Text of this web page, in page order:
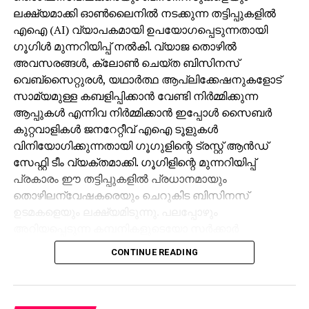
പെന്‍ഷന്‍ കോണ്‍ട്രിബ്യൂട്ടറിയാണ് 2013 മുതല്‍.
എങ്കിലും പഴയകാല പെന്‍ഷന്‍കാര്‍ ഇപ്പോഴും
പെന്‍ഷന്‍ കാത്തുകഴിയുകയാണ്. ഇവര്‍ പലരും
ചികില്‍സ തേടുന്നവരുമാണ്. ഇവര്‍ക്ക് സമയത്തിനത്
നല്‍കണം. നിരവധി കമ്മീഷനുകള്‍ മുമ്പ് പഠനം
നടത്തിയെങ്കിലും അതൊന്നും നടപ്പാക്കാന്‍
തയ്യാറാകാതിരുന്നതില്‍ കൂടുതല്‍ അംഗങ്ങളുള്ള
ഇടതു യൂണിയനുകള്‍ക്കും ഇടതുപക്ഷത്തിനും പ്രധാന
പങ്കുണ്ട്. കൊല്‍ക്കത്ത ഇന്ത്യന്‍ ഇന്‍സ്റ്റിറ്റിയൂട്ട് ഓഫ്
മാനേജ്‌മെന്റിലെ പ്രൊഫ. സുശീല്‍ ഖന്നയെയാണ്
ഇപ്പോള്‍ സ്ഥാപനത്തെക്കുറിച്ച് പഠിക്കാന്‍
നിയോഗിച്ചിട്ടുള്ളത്. ഇദ്ദേഹത്തിന്റെ റിപ്പോര്‍ട്ട് വന്നാലും
പുനരുദ്ധാരണ പാക്കേജും ബാങ്ക് കണ്‍സോര്‍ഷ്യവും
സ്ഥാപനത്തെ രക്ഷിച്ചിട്ടില്ല.
ഒരു സോണല്‍ മാനേജര്‍ക്ക് 18 ഡിപ്പോകള്‍ വരെ
ലക്ഷ്യമാക്കി ഓണ്‍ലൈനില്‍ നടക്കുന്ന തട്ടിപ്പുകളില്‍
എഐ (AI) വ്യാപകമായി ഉപയോഗപ്പെടുന്നതായി
ഗൂഗിള്‍ മുന്നറിയിപ്പ് നല്‍കി. വ്യാജ തൊഴില്‍
അവസരങ്ങള്‍, ക്ലോണ്‍ ചെയ്ത ബിസിനസ്
വെബ്‌സൈറ്റുരള്‍, യഥാര്‍ത്ഥ ആപ്ലിക്കേഷനുകളോട്
സാമ്യമുള്ള കബളിപ്പിക്കാന്‍ വേണ്ടി നിര്‍മ്മിക്കുന്ന
ആപ്പുകള്‍ എന്നിവ നിര്‍മ്മിക്കാന്‍ ഇപ്പോള്‍ സൈബര്‍
കുറ്റവാളികള്‍ ജനറേറ്റീവ് എഐ ടൂളുകള്‍
വിനിയോഗിക്കുന്നതായി ഗൂഗുളിന്റെ ട്രസ്റ്റ് ആന്‍ഡ്
സേഫ്റ്റി ടീം വ്യക്തമാക്കി. ഗൂഗിളിന്റെ മുന്നറിയിപ്പ്
പ്രകാരം ഈ തട്ടിപ്പുകളില്‍ പ്രധാനമായും
തൊഴിലന്വേഷകരെയും ചെറുകിട ബിസിനസ്
ഏജന്‍സികളുടെയോ പേരില്‍ വ്യാജ ജോലി
ലിസ്റ്റിംഗുകള്‍ സൃഷ്ടിക്കപ്പെടുന്നു. ഇരകളോട്
CONTINUE READING